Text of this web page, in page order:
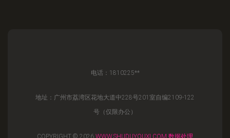
电话：1810225**
地址：广州市荔湾区花地大道中228号201室自编2109-122
号（仅限办公）
COPYRIGHT © 2026 WWW.SHUDUYOUXI.COM 数据处理